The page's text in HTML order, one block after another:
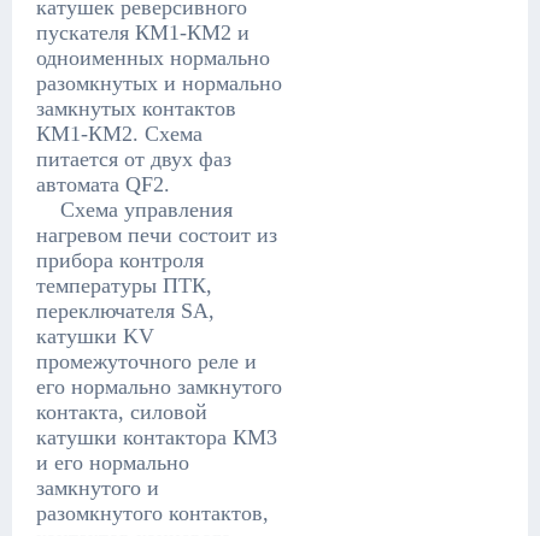
катушек реверсивного
пускателя КМ1-КМ2 и
одноименных нормально
разомкнутых и нормально
замкнутых контактов
КМ1-КМ2. Схема
питается от двух фаз
автомата QF2.
Схема управления
нагревом печи состоит из
прибора контроля
температуры ПТК,
переключателя SA,
катушки KV
промежуточного реле и
его нормально замкнутого
контакта, силовой
катушки контактора КМ3
и его нормально
замкнутого и
разомкнутого контактов,